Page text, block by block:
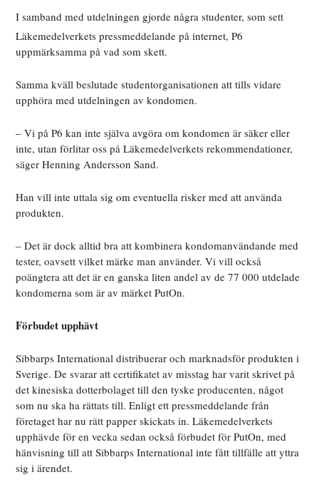
I samband med utdelningen gjorde några studenter, som sett
Läkemedelverkets pressmeddelande på internet, P6
uppmärksamma på vad som skett.
Samma kväll beslutade studentorganisationen att tills vidare
upphöra med utdelningen av kondomen.
– Vi på P6 kan inte själva avgöra om kondomen är säker eller
inte, utan förlitar oss på Läkemedelverkets rekommendationer,
säger Henning Andersson Sand.
Han vill inte uttala sig om eventuella risker med att använda
produkten.
– Det är dock alltid bra att kombinera kondomanvändande med
tester, oavsett vilket märke man använder. Vi vill också
poängtera att det är en ganska liten andel av de 77 000 utdelade
kondomerna som är av märket PutOn.
Förbudet upphävt
Sibbarps International distribuerar och marknadsför produkten i
Sverige. De svarar att certifikatet av misstag har varit skrivet på
det kinesiska dotterbolaget till den tyske producenten, något
som nu ska ha rättats till. Enligt ett pressmeddelande från
företaget har nu rätt papper skickats in. Läkemedelverkets
upphävde för en vecka sedan också förbudet för PutOn, med
hänvisning till att Sibbarps International inte fått tillfälle att yttra
sig i ärendet.